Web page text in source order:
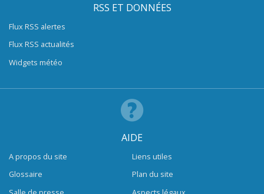
RSS ET DONNÉES
Flux RSS alertes
Flux RSS actualités
Widgets météo
AIDE
A propos du site
Glossaire
Liens utiles
Plan du site